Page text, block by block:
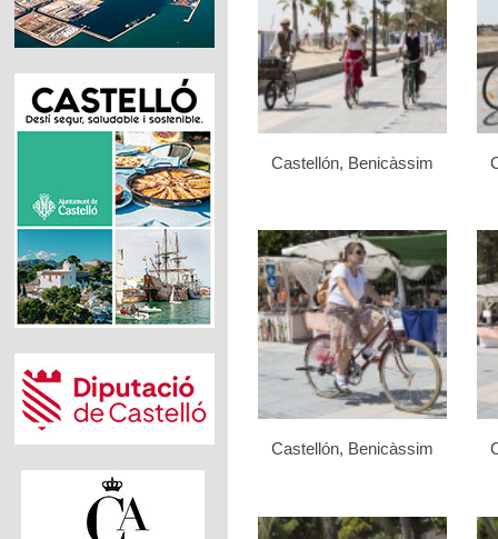
Castellón, Benicàssim
Castellón, Benicàssim